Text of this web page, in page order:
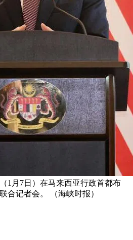
1月7日）在马来西亚行政首都布
合记者会。 （海峡时报）